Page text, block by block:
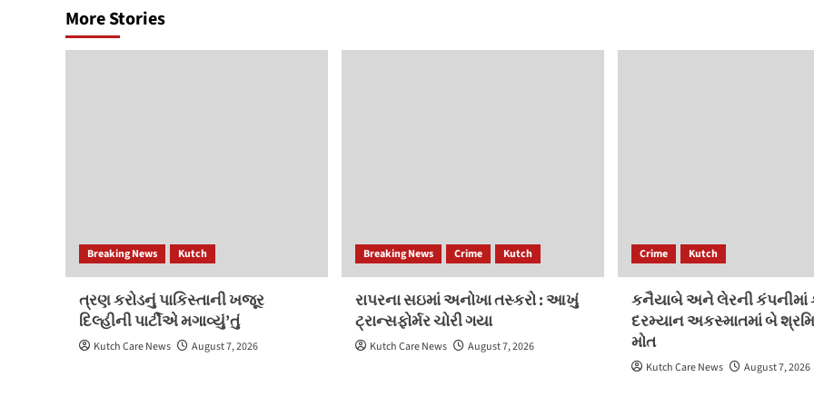
More Stories
Breaking News Kutch
ત્રણ કરોડનું પાકિસ્તાની ખજૂર
દિલ્હીની પાર્ટીએ મગાવ્યું’તું
Kutch Care News August 7, 2026
Breaking News Crime Kutch
રાપરના સઇમાં અનોખા તસ્કરો : આખું
ટ્રાન્સફોર્મર ચોરી ગયા
Kutch Care News August 7, 2026
Crime Kutch
કનૈયાબે અને લેરની કંપનીમાં
દરમ્યાન અકસ્માતમાં બે
મોત
Kutch Care News August 7, 2026